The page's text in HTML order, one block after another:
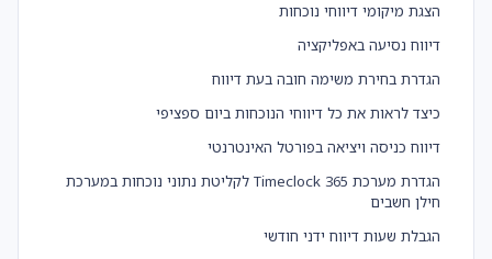
הצגת מיקומי דיווחי נוכחות
דיווח נסיעה באפליקציה
הגדרת בחירת משימה חובה בעת דיווח
כיצד לראות את כל דיווחי הנוכחות ביום ספציפי
דיווח כניסה ויציאה בפורטל האינטרנטי
הגדרת מערכת Timeclock 365 לקליטת נתוני נוכחות במערכת
חילן חשבים
הגבלת שעות דיווח ידני חודשי